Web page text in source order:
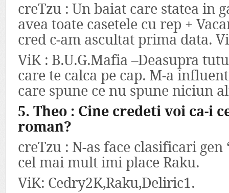
creTzu : Un baiat care statea in
avea toate casetele cu rep +
cred c-am ascultat prima data.
ViK : B.U.G.Mafia –Deasupra
care te calca pe cap. M-a
care spune ce nu spune niciun
5. Theo : Cine credeti voi ca-i
roman?
creTzu : N-as face clasificari gen
cel mai mult imi place Raku.
ViK: Cedry2K,Raku,Deliric1.